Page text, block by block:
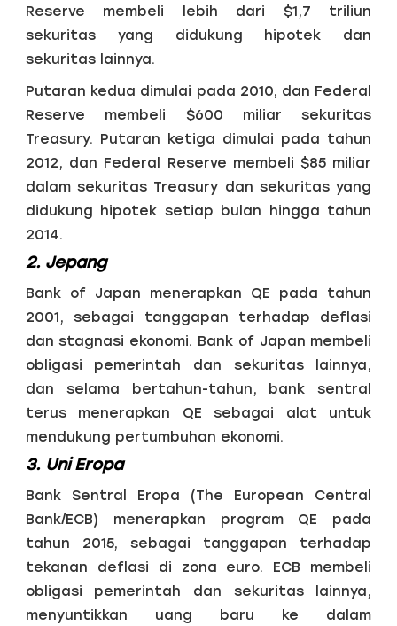
Reserve membeli lebih dari $1,7 triliun
sekuritas yang didukung hipotek dan
sekuritas lainnya.
Putaran kedua dimulai pada 2010, dan Federal
Reserve membeli $600 miliar sekuritas
Treasury. Putaran ketiga dimulai pada tahun
2012, dan Federal Reserve membeli $85 miliar
dalam sekuritas Treasury dan sekuritas yang
didukung hipotek setiap bulan hingga tahun
2014.
2. Jepang
Bank of Japan menerapkan QE pada tahun
2001, sebagai tanggapan terhadap deflasi
dan stagnasi ekonomi. Bank of Japan membeli
obligasi pemerintah dan sekuritas lainnya,
dan selama bertahun-tahun, bank sentral
terus menerapkan QE sebagai alat untuk
mendukung pertumbuhan ekonomi.
3. Uni Eropa
Bank Sentral Eropa (The European Central
Bank/ECB) menerapkan program QE pada
tahun 2015, sebagai tanggapan terhadap
tekanan deflasi di zona euro. ECB membeli
obligasi pemerintah dan sekuritas lainnya,
menyuntikkan uang baru ke dalam